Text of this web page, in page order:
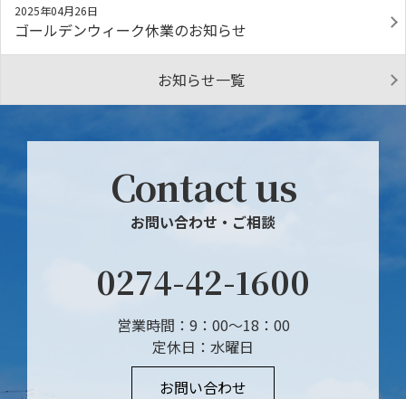
2025年04月26日
ゴールデンウィーク休業のお知らせ
お知らせ一覧
Contact us
お問い合わせ・ご相談
0274-42-1600
営業時間：9：00～18：00
定休日：水曜日
お問い合わせ